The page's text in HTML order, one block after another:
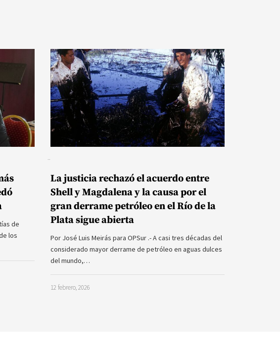
de
los
La justicia rechazó el acuerdo entre
Shell y Magdalena y la causa por el
gran derrame petróleo en el Río de la
Plata sigue abierta
Por José Luis Meirás para OPSur .- A casi tres décadas del
considerado mayor derrame de petróleo en aguas dulces
del mundo,…
12 febrero, 2026